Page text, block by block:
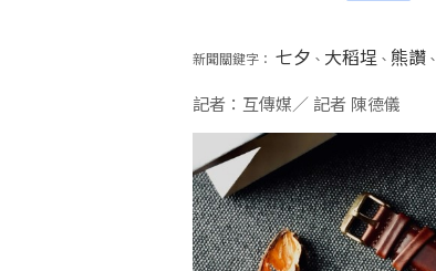
新聞關鍵字： 七夕 、 大稻埕 、 熊讚、
記者：互傳媒／ 記者 陳德儀